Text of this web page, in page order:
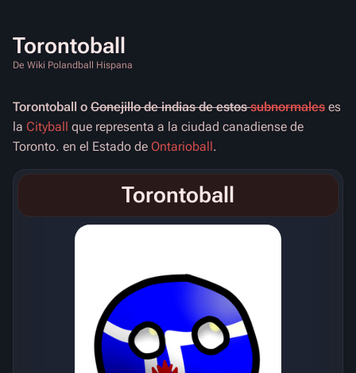
Torontoball
De Wiki Polandball Hispana
Torontoball o Conejillo de indias de estossubnormales es
la Cityball que representa a la ciudad canadiense de
Toronto. en el Estado de Ontarioball.
Torontoball